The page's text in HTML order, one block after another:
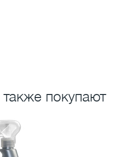
покупают